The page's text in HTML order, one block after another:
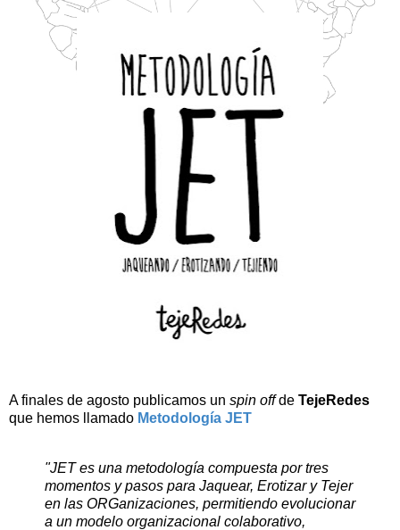
A finales de agosto publicamos un spin offde TejeRedes
que hemos llamado Metodología JET
"JET es una metodología compuesta por tres
momentos y pasos para Jaquear, Erotizar y Tejer
en las ORGanizaciones, permitiendo evolucionar
a un modelo organizacional colaborativo,